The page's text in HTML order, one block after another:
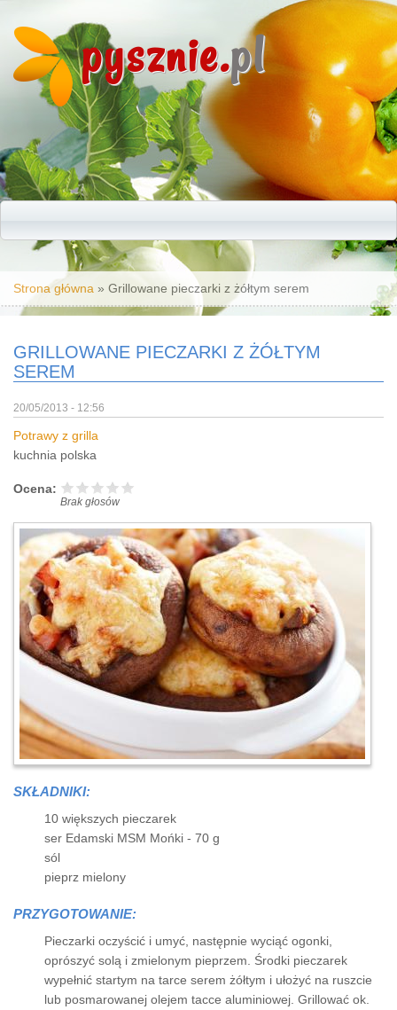
pysznie.pl
Jesteś tutaj
Strona główna » Grillowane pieczarki z żółtym serem
GRILLOWANE PIECZARKI Z ŻÓŁTYM
SEREM
20/05/2013 - 12:56
Potrawy z grilla
kuchnia polska
Ocena:
Brak głosów
SKŁADNIKI:
10 większych pieczarek
ser Edamski MSM Mońki - 70 g
sól
pieprz mielony
PRZYGOTOWANIE:
Pieczarki oczyścić i umyć, następnie wyciąć ogonki,
oprószyć solą i zmielonym pieprzem. Środki pieczarek
wypełnić startym na tarce serem żółtym i ułożyć na ruszcie
lub posmarowanej olejem tacce aluminiowej. Grillować ok.